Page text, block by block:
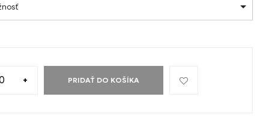
+ PRIDAŤ DO KOŠÍKA